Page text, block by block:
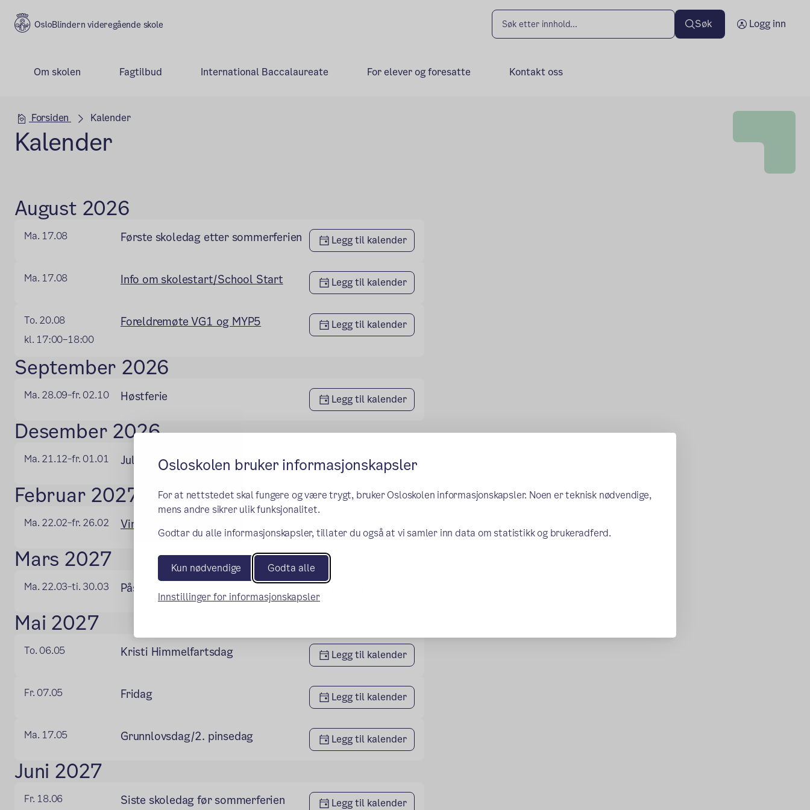
Osloskolen bruker informasjonskapsler
For at nettstedet skal fungere og være trygt, bruker Osloskolen informasjonskapsler. Noen er teknisk nødvendige,
mens andre sikrer ulik funksjonalitet.
Godtar du alle informasjonskapsler, tillater du også at vi samler inn data om statistikk og brukeradferd.
Kun nødvendige Godta alle
Innstillinger for informasjonskapsler
Blindern videregående skole Søk Logg inn
Om skolen Fagtilbud International Baccalaureate For elever og foresatte Kontakt oss
Hovedseksjon
Forsiden Kalender
Kalender
August 2026
Ma. 17.08 Første skoledag etter sommerferien Legg til kalender
Ma. 17.08 Info om skolestart/School Start Legg til kalender
To. 20.08
kl. 17:00–18:00
Foreldremøte VG1 og MYP5 Legg til kalender
September 2026
Ma. 28.09–fr. 02.10 Høstferie Legg til kalender
Desember 2026
Ma. 21.12–fr. 01.01 Juleferie Legg til kalender
Februar 2027
Ma. 22.02–fr. 26.02 Vinterferie Legg til kalender
Mars 2027
Ma. 22.03–ti. 30.03 Påskeferie 2027
Mai 2027
To. 06.05 Kristi Himmelfartsdag Legg til kalender
Fr. 07.05 Fridag Legg til kalender
Ma. 17.05 Grunnlovsdag/2. pinsedag Legg til kalender
Juni 2027
Fr. 18.06 Siste skoledag før sommerferien Legg til kalender